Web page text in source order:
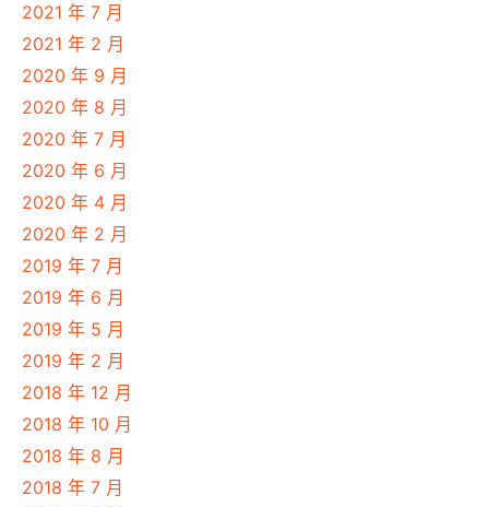
2021 年 7 月
2021 年 2 月
2020 年 9 月
2020 年 8 月
2020 年 7 月
2020 年 6 月
2020 年 4 月
2020 年 2 月
2019 年 7 月
2019 年 6 月
2019 年 5 月
2019 年 2 月
2018 年 12 月
2018 年 10 月
2018 年 8 月
2018 年 7 月